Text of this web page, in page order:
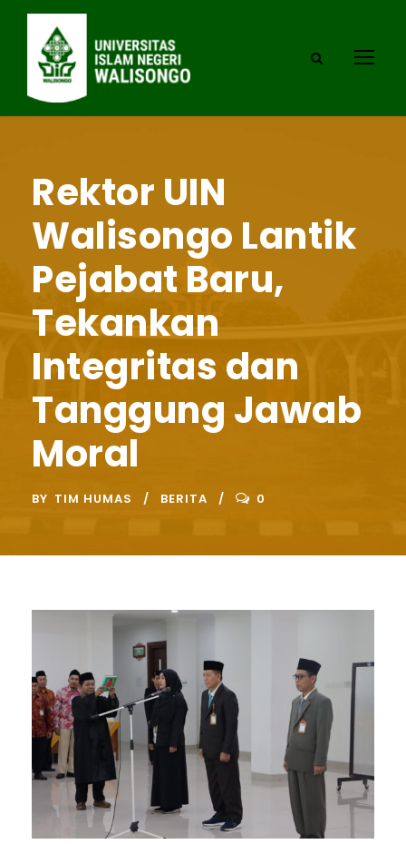
Rektor UIN
Walisongo Lantik
Pejabat Baru,
Tekankan
Integritas dan
Tanggung Jawab
Moral
BY TIM HUMAS BERITA 0